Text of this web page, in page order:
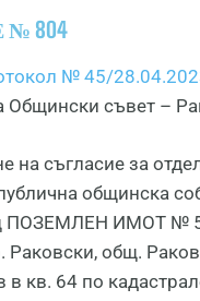
№ 804
№ 45/
Общински съвет –
на съгласие за
общинска
ПОЗЕМЛЕН ИМОТ №
Раковски, общ.
в кв. 64 по